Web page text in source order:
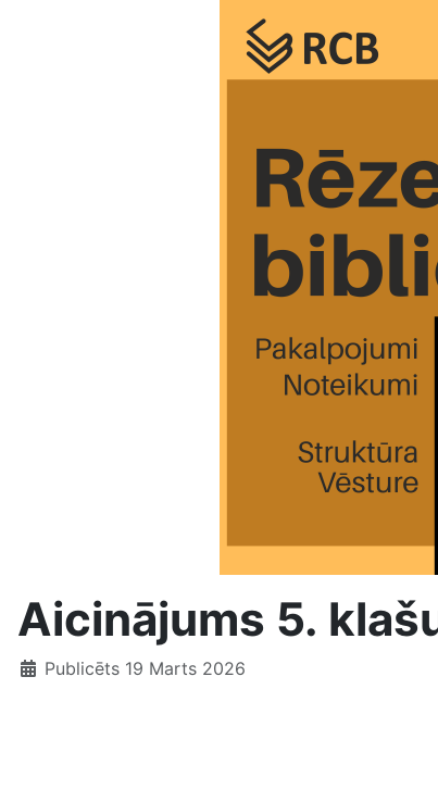
Aicinājums 5.
Publicēts 19 Marts 2026